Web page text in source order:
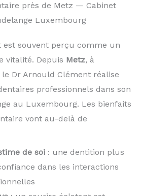
près de Metz — Cabinet
Luxembourg
est souvent perçu comme un
vitalité. Depuis Metz, à
le Dr Arnould Clément réalise
professionnels dans son
au Luxembourg. Les bienfaits
vont au-delà de
de soi : une dentition plus
dans les interactions